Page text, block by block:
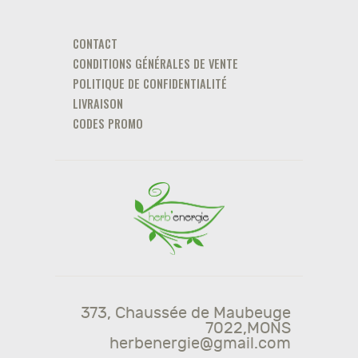
be
chosen
CONTACT
CONDITIONS GÉNÉRALES DE VENTE
POLITIQUE DE CONFIDENTIALITÉ
LIVRAISON
CODES PROMO
373, Chaussée de Maubeuge
7022,MONS
herbenergie@gmail.com